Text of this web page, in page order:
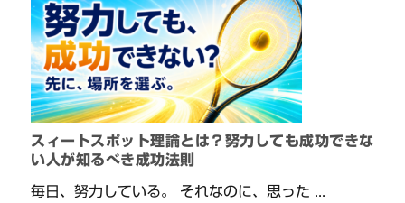
スィートスポット理論とは？努力しても成功できな
い人が知るべき成功法則
毎日、努力している。 それなのに、思った ...